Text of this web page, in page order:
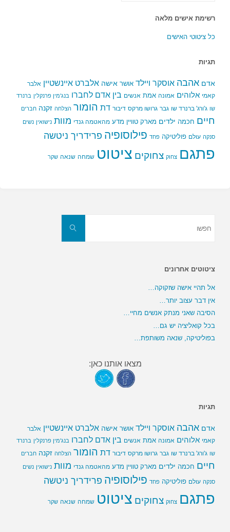
רשימת אישים מלאה
כל ציטוטי האישים
תגיות
אדם אהבה אוסקר ויילד אושר אישה אלברט איינשטיין אלבר
קאמי אלוהים אמונה אמת אנשים בין אדם לחברו בנג'מין פרנקלין ברנרד
שו ג'ורג' ברנרד שו גבר גרושו מרקס דיבור דת הומור הצלחה זקנה חברים
חיים חכמה ילדים מארק טוויין מדע מהאטמה גנדי מוות נישואין נשים
סנקה עולם פוליטיקה פחד פילוסופיה פרידריך ניטשה
פתגם צחוק צחוקים ציטוט שמחה שנאה שקר
חפשו
ציטוטים אחרונים
אל תהיי אישה שזקוקה…
אין דבר עצוב יותר…
הסיבה שאני מנתק אנשים מחיי…
בכל קואליציה יש גם…
בפוליטיקה, שנאה משותפת…
מצאו אותנו כאן:
תגיות
אדם אהבה אוסקר ויילד אושר אישה אלברט איינשטיין אלבר
קאמי אלוהים אמונה אמת אנשים בין אדם לחברו בנג'מין פרנקלין ברנרד
שו ג'ורג' ברנרד שו גבר גרושו מרקס דיבור דת הומור הצלחה זקנה חברים
חיים חכמה ילדים מארק טוויין מדע מהאטמה גנדי מוות נישואין נשים
סנקה עולם פוליטיקה פחד פילוסופיה פרידריך ניטשה
פתגם צחוק צחוקים ציטוט שמחה שנאה שקר